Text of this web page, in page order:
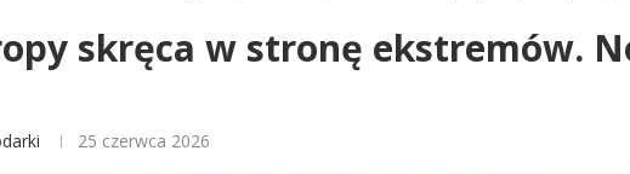
skręca w stronę ekstremów.
25 czerwca 2026